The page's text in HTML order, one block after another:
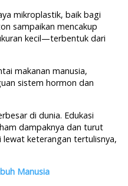
mikroplastik, baik bagi
sampaikan mencakup
kecil—terbentuk dari
makanan manusia,
sistem hormon dan
di dunia. Edukasi
dampaknya dan turut
lewat keterangan tertulisnya,
Manusia